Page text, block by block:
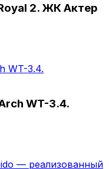
2. ЖК Актер
WT-3.4.